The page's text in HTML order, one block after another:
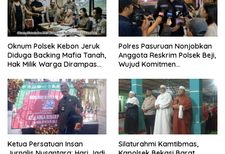
Oknum Polsek Kebon Jeruk
Diduga Backing Mafia Tanah,
Hak Milik Warga Dirampas
Polres Pasuruan Nonjobkan
Anggota Reskrim Polsek Beji,
Wujud Komitmen
Dugaan Penganiayaan
Ketua Persatuan Insan
Silaturahmi Kamtibmas,